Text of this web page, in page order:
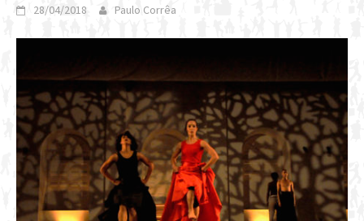
28/04/2018 Paulo Corrêa